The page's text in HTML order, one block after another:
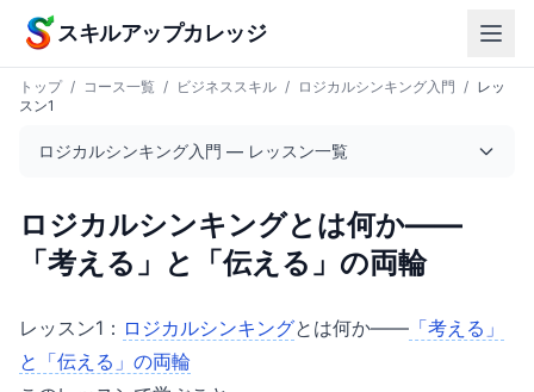
本文へスキップ
スキルアップカレッジ
トップ / コース一覧 / ビジネススキル / ロジカルシンキング入門 / レッ
スン1
ロジカルシンキング入門 — レッスン一覧
ロジカルシンキングとは何か——
「考える」と「伝える」の両輪
レッスン1： ロジカルシンキングとは何か—— 「考える」
と「伝える」の両輪